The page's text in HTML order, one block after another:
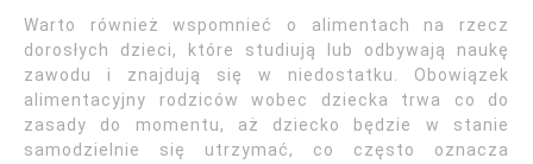
Warto również wspomnieć o alimentach na rzecz
dorosłych dzieci, które studiują lub odbywają naukę
zawodu i znajdują się w niedostatku. Obowiązek
alimentacyjny rodziców wobec dziecka trwa co do
zasady do momentu, aż dziecko będzie w stanie
samodzielnie się utrzymać, co często oznacza